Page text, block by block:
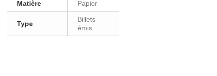
Matière Papier
Type
Billets
émis